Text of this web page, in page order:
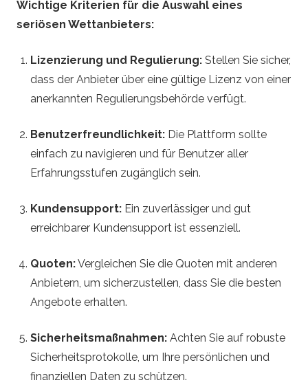
a
l
l
B
e
t
t
i
n
g
T
Wichtige Kriterien für die Auswahl eines
seriösen Wettanbieters:
Lizenzierung und Regulierung: Stellen Sie sicher,
dass der Anbieter über eine gültige Lizenz von einer
anerkannten Regulierungsbehörde verfügt.
Benutzerfreundlichkeit: Die Plattform sollte
einfach zu navigieren und für Benutzer aller
Erfahrungsstufen zugänglich sein.
Kundensupport: Ein zuverlässiger und gut
erreichbarer Kundensupport ist essenziell.
Quoten:Vergleichen Sie die Quoten mit anderen
Anbietern, um sicherzustellen, dass Sie die besten
Angebote erhalten.
Sicherheitsmaßnahmen: Achten Sie auf robuste
Sicherheitsprotokolle, um Ihre persönlichen und
finanziellen Daten zu schützen.